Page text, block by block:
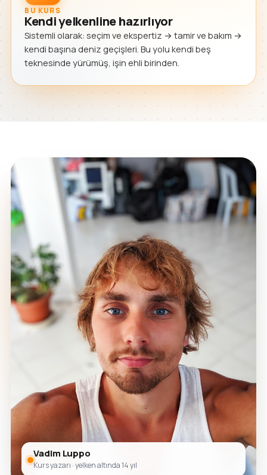
BU KURS
Kendi yelkenline hazırlıyor
Sistemli olarak: seçim ve ekspertiz → tamir ve bakım →
kendi başına deniz geçişleri. Bu yolu kendi beş
teknesinde yürümüş, işin ehli birinden.
Vadim Luppo
Kurs yazarı · yelken altında 14 yıl